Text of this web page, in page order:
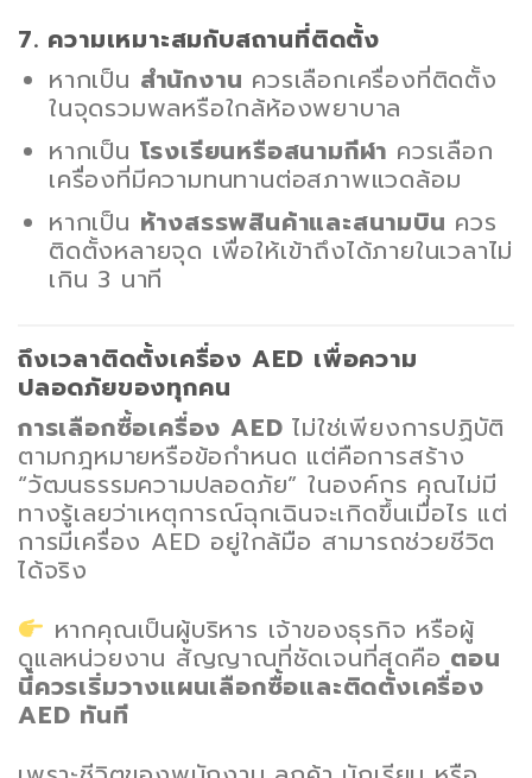
7. ความเหมาะสมกับสถานที่ติดตั้ง
หากเป็น สำนักงาน ควรเลือกเครื่องที่ติดตั้ง
ในจุดรวมพลหรือใกล้ห้องพยาบาล
หากเป็น โรงเรียนหรือสนามกีฬา ควรเลือก
เครื่องที่มีความทนทานต่อสภาพแวดล้อม
หากเป็น ห้างสรรพสินค้าและสนามบิน ควร
ติดตั้งหลายจุด เพื่อให้เข้าถึงได้ภายในเวลาไม่
เกิน 3 นาที
ถึงเวลาติดตั้งเครื่อง AED เพื่อความ
ปลอดภัยของทุกคน
การเลือกซื้อเครื่อง AED ไม่ใช่เพียงการปฏิบัติ
ตามกฎหมายหรือข้อกำหนด แต่คือการสร้าง
“วัฒนธรรมความปลอดภัย” ในองค์กร คุณไม่มี
ทางรู้เลยว่าเหตุการณ์ฉุกเฉินจะเกิดขึ้นเมื่อไร แต่
การมีเครื่อง AED อยู่ใกล้มือ สามารถช่วยชีวิต
ได้จริง
หากคุณเป็นผู้บริหาร เจ้าของธุรกิจ หรือผู้
ดูแลหน่วยงาน สัญญาณที่ชัดเจนที่สุดคือ ตอน
นี้ควรเริ่มวางแผนเลือกซื้อและติดตั้งเครื่อง
AED ทันที